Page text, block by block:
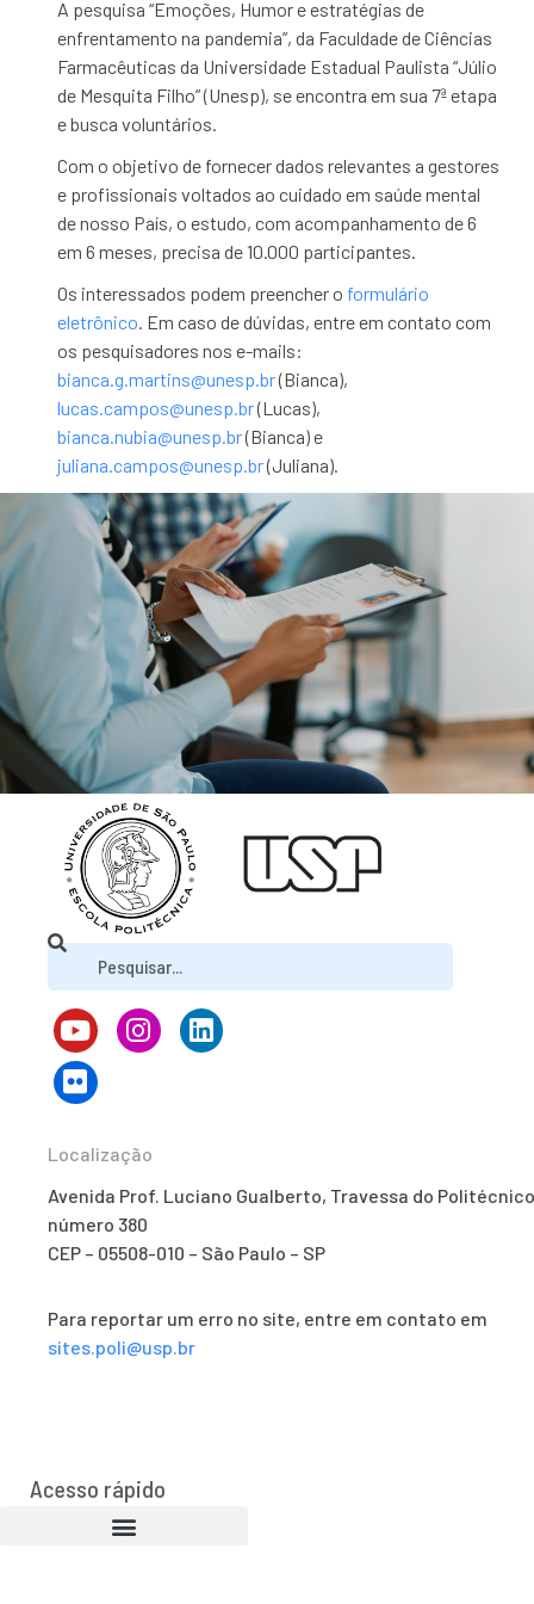
A pesquisa “Emoções, Humor e estratégias de
enfrentamento na pandemia”, da Faculdade de Ciências
Farmacêuticas da Universidade Estadual Paulista “Júlio
de Mesquita Filho” (Unesp), se encontra em sua 7ª etapa
e busca voluntários.
Com o objetivo de fornecer dados relevantes a gestores
e profissionais voltados ao cuidado em saúde mental
de nosso País, o estudo, com acompanhamento de 6
em 6 meses, precisa de 10.000 participantes.
Os interessados podem preencher o formulário
eletrônico. Em caso de dúvidas, entre em contato com
os pesquisadores nos e-mails:
bianca.g.martins@unesp.br(Bianca),
lucas.campos@unesp.br(Lucas),
bianca.nubia@unesp.br(Bianca) e
juliana.campos@unesp.br(Juliana).
Localização
Avenida Prof. Luciano Gualberto, Travessa do
número 380
CEP – 05508-010 – São Paulo – SP
Para reportar um erro no site, entre em contato em
sites.poli@usp.br
Acesso rápido